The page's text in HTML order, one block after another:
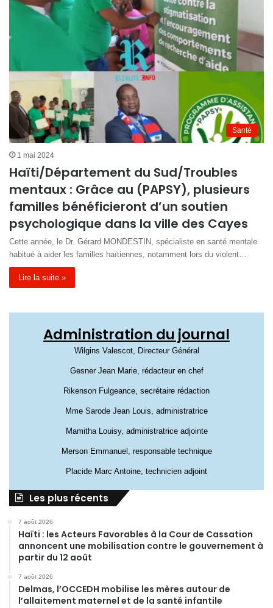
Santé
1 mai 2024
Haïti/Département du Sud/Troubles
mentaux : Grâce au (PAPSY), plusieurs
familles bénéficieront d’un soutien
psychologique dans la ville des Cayes
Cette année, le Dr. Gérard MONDESTIN, spécialiste en santé mentale
habitué à aider les familles haïtiennes, notamment lors du violent…
Lire la suite »
Administration du journal
Wilgins Valescot, Directeur Général
Gesner Jean Marie, rédacteur en chef
Rikenson Fulgeance, secrétaire rédaction
Mme Sarode Jean Louis, administratrice
Mamitha Louisy, administratrice adjointe
Merson Emmanuel, responsable technique
Placide Marc Antoine, technicien adjoint
Les plus récents
7 août 2026
Haïti : les Acteurs Favorables à la Cour de Cassation
annoncent une mobilisation contre le gouvernement à
partir du 12 août
7 août 2026
Delmas, l’OCCEDH mobilise les mères autour de
l’allaitement maternel et de la santé infantile